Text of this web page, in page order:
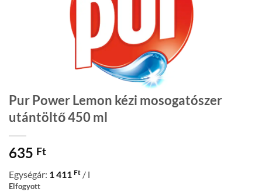
Pur Power Lemon kézi mosogatószer
utántöltő 450 ml
635 Ft
Egységár: 1 411 Ft / l
Elfogyott